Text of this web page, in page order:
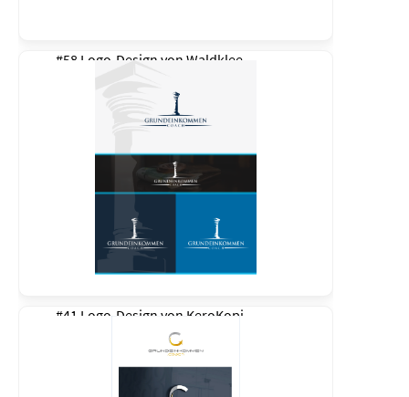
#58 Logo-Design von Waldklee
#41 Logo-Design von KeroKopi